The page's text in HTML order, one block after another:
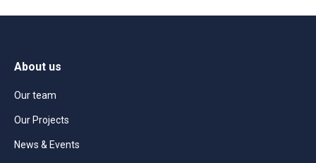
About us
Our team
Our Projects
News & Events